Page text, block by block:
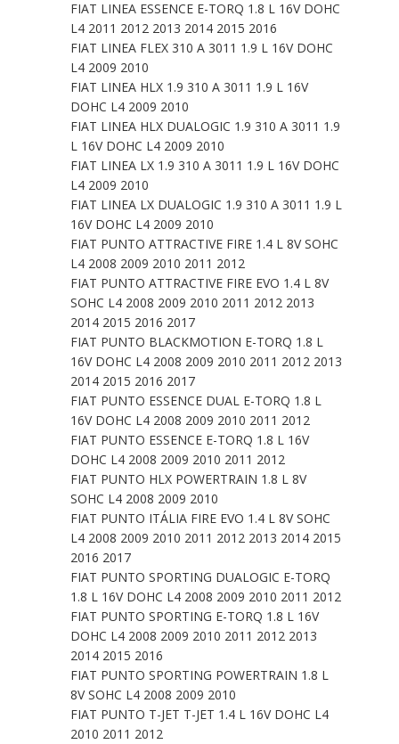
FIAT LINEA ESSENCE E-TORQ 1.8 L 16V DOHC
L4 2011 2012 2013 2014 2015 2016
FIAT LINEA FLEX 310 A 3011 1.9 L 16V DOHC
L4 2009 2010
FIAT LINEA HLX 1.9 310 A 3011 1.9 L 16V
DOHC L4 2009 2010
FIAT LINEA HLX DUALOGIC 1.9 310 A 3011 1.9
L 16V DOHC L4 2009 2010
FIAT LINEA LX 1.9 310 A 3011 1.9 L 16V DOHC
L4 2009 2010
FIAT LINEA LX DUALOGIC 1.9 310 A 3011 1.9 L
16V DOHC L4 2009 2010
FIAT PUNTO ATTRACTIVE FIRE 1.4 L 8V SOHC
L4 2008 2009 2010 2011 2012
FIAT PUNTO ATTRACTIVE FIRE EVO 1.4 L 8V
SOHC L4 2008 2009 2010 2011 2012 2013
2014 2015 2016 2017
FIAT PUNTO BLACKMOTION E-TORQ 1.8 L
16V DOHC L4 2008 2009 2010 2011 2012 2013
2014 2015 2016 2017
FIAT PUNTO ESSENCE DUAL E-TORQ 1.8 L
16V DOHC L4 2008 2009 2010 2011 2012
FIAT PUNTO ESSENCE E-TORQ 1.8 L 16V
DOHC L4 2008 2009 2010 2011 2012
FIAT PUNTO HLX POWERTRAIN 1.8 L 8V
SOHC L4 2008 2009 2010
FIAT PUNTO ITÁLIA FIRE EVO 1.4 L 8V SOHC
L4 2008 2009 2010 2011 2012 2013 2014 2015
2016 2017
FIAT PUNTO SPORTING DUALOGIC E-TORQ
1.8 L 16V DOHC L4 2008 2009 2010 2011 2012
FIAT PUNTO SPORTING E-TORQ 1.8 L 16V
DOHC L4 2008 2009 2010 2011 2012 2013
2014 2015 2016
FIAT PUNTO SPORTING POWERTRAIN 1.8 L
8V SOHC L4 2008 2009 2010
FIAT PUNTO T-JET T-JET 1.4 L 16V DOHC L4
2010 2011 2012